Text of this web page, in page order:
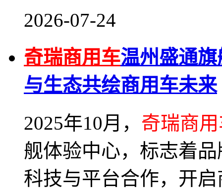
2026-07-24
奇瑞商用车温州盛通
与生态共绘商用车未来
2025年10月， 奇瑞商
舰体验中心，标志着
科技与平台合作，开